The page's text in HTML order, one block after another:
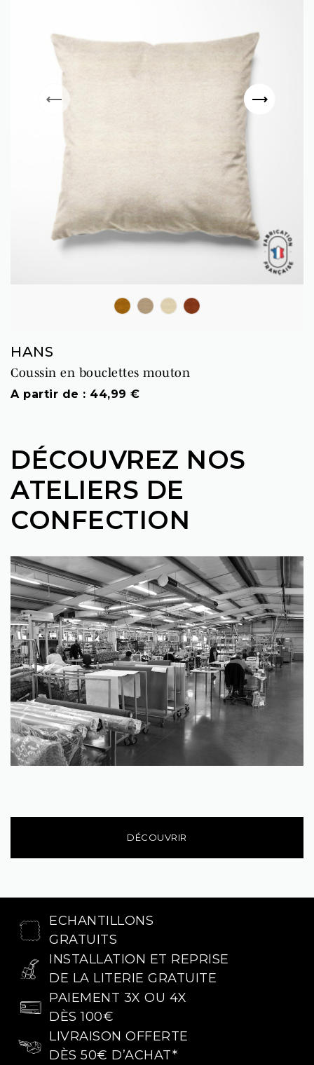
MOUTARDE
LIN ECRUTERRE DE SIENNE
HANS
Coussin en bouclettes mouton
Prix
A partir de : 44,99 €
DÉCOUVREZ NOS
ATELIERS DE
CONFECTION
DÉCOUVRIR
ECHANTILLONS
GRATUITS
INSTALLATION ET REPRISE
DE LA LITERIE GRATUITE
PAIEMENT 3X OU 4X
DÈS 100€
LIVRAISON OFFERTE
DÈS 50€ D’ACHAT*